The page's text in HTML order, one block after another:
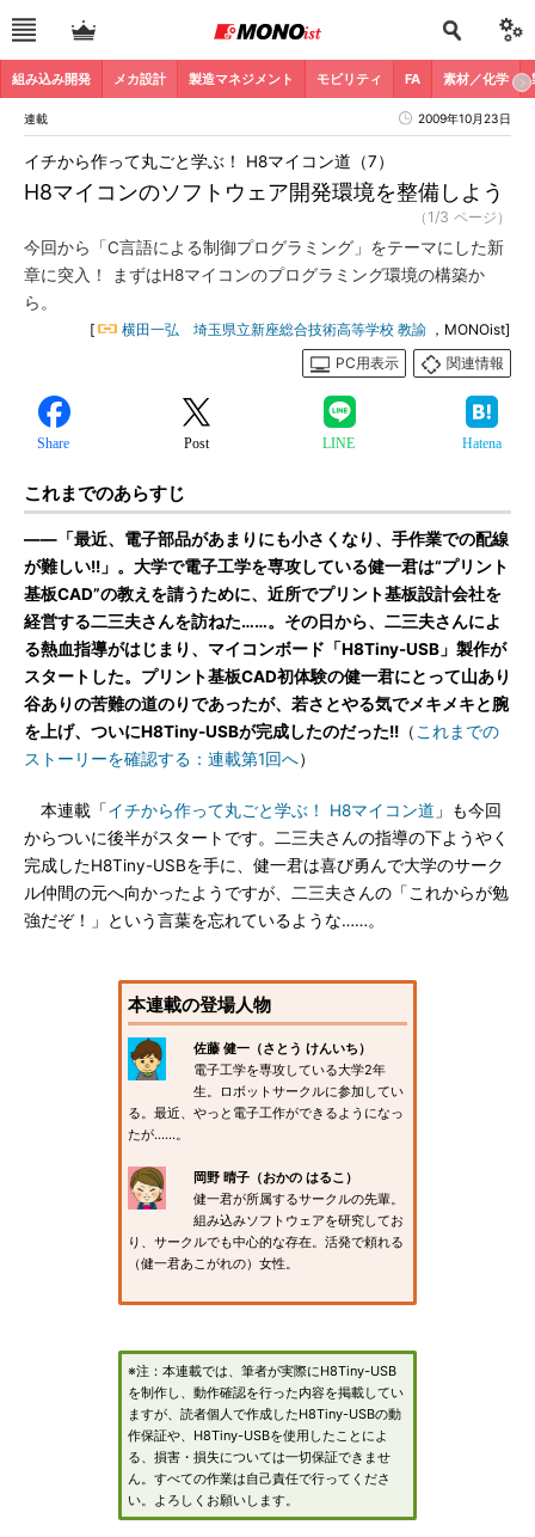
組み込み開発 メカ設計 製造マネジメント モビリティ FA 素材／化学
連載 2009年10月23日
H8マイコンのソフトウェア開発環境を整備しよう
イチから作って丸ごと学ぶ！ H8マイコン道（7）
（1/3 ページ）
今回から「C言語による制御プログラミング」をテーマにした新
章に突入！ まずはH8マイコンのプログラミング環境の構築か
ら。
[ 横田一弘 埼玉県立新座総合技術高等学校 教諭 ，MONOist]
PC用表示
関連情報
Share Post LINE Hatena
これまでのあらすじ
――「最近、電子部品があまりにも小さくなり、手作業での配線
が難しい!!」。大学で電子工学を専攻している健一君は“プリント
基板CAD”の教えを請うために、近所でプリント基板設計会社を
経営する二三夫さんを訪ねた……。その日から、二三夫さんによ
る熱血指導がはじまり、マイコンボード「H8Tiny-USB」製作が
スタートした。プリント基板CAD初体験の健一君にとって山あり
谷ありの苦難の道のりであったが、若さとやる気でメキメキと腕
を上げ、ついにH8Tiny-USBが完成したのだった!! （ これまでの
ストーリーを確認する：連載第1回へ）
本連載「イチから作って丸ごと学ぶ！ H8マイコン道 」も今回
からついに後半がスタートです。二三夫さんの指導の下ようやく
完成したH8Tiny-USBを手に、健一君は喜び勇んで大学のサーク
ル仲間の元へ向かったようですが、二三夫さんの「これからが勉
強だぞ！」という言葉を忘れているような……。
本連載の登場人物
佐藤 健一（さとう けんいち）
電子工学を専攻している大学2年
生。ロボットサークルに参加してい
る。最近、やっと電子工作ができるようになっ
たが……。
岡野 晴子（おかの はるこ）
健一君が所属するサークルの先輩。
組み込みソフトウェアを研究してお
り、サークルでも中心的な存在。活発で頼れる
（健一君あこがれの）女性。
※注：本連載では、筆者が実際にH8Tiny-USB
を制作し、動作確認を行った内容を掲載してい
ますが、読者個人で作成したH8Tiny-USBの動
作保証や、H8Tiny-USBを使用したことによ
る、損害・損失については一切保証できませ
ん。すべての作業は自己責任で行ってくださ
い。よろしくお願いします。